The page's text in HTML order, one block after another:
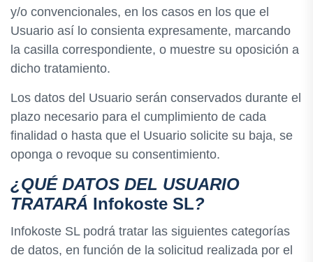
y/o convencionales, en los casos en los que el
Usuario así lo consienta expresamente, marcando
la casilla correspondiente, o muestre su oposición a
dicho tratamiento.
Los datos del Usuario serán conservados durante el
plazo necesario para el cumplimiento de cada
finalidad o hasta que el Usuario solicite su baja, se
oponga o revoque su consentimiento.
¿QUÉ DATOS DEL USUARIO
TRATARÁ Infokoste SL?
Infokoste SL podrá tratar las siguientes categorías
de datos, en función de la solicitud realizada por el